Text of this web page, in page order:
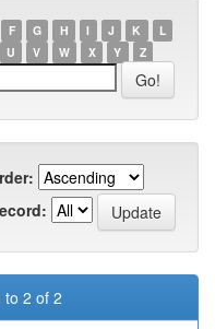
F G H I J K
L
U V W X Y Z
to 2 of 2